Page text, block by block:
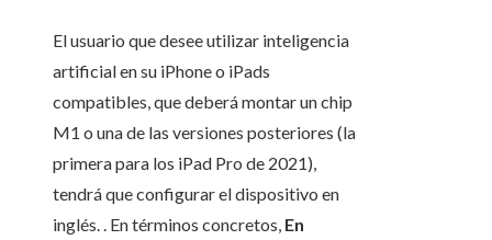
El usuario que desee utilizar inteligencia
artificial en su iPhone o iPads
compatibles, que deberá montar un chip
M1 o una de las versiones posteriores (la
primera para los iPad Pro de 2021),
tendrá que configurar el dispositivo en
inglés. . En términos concretos, En